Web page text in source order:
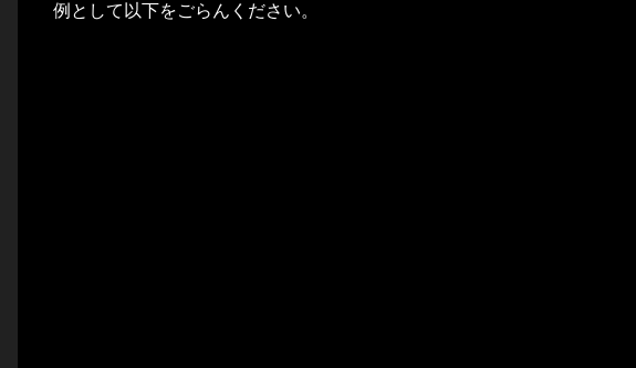
例として以下をごらんください。